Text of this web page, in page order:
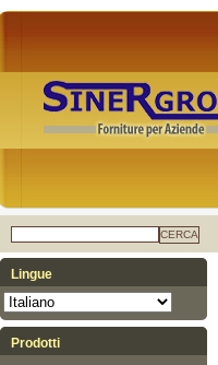
CERCA
Lingue
Prodotti